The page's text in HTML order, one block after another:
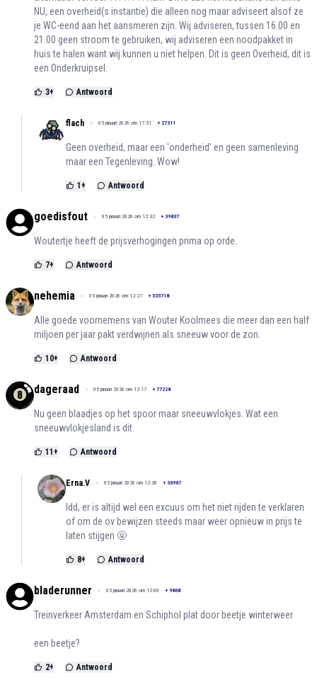
NU, een overheid(s instantie) die alleen nog maar adviseert alsof ze
je WC-eend aan het aansmeren zijn. Wij adviseren, tussen 16.00 en
21.00 geen stroom te gebruiken, wij adviseren een noodpakket in
huis te halen want wij kunnen u niet helpen. Dit is geen Overheid, dit is
een Onderkruipsel.
3+ Antwoord
flach 05 januari 2026 om 17:51 + 27311
Geen overheid, maar een 'onderheid' en geen samenleving
maar een Tegenleving. Wow!
1 + Antwoord
goedisfout 05 januari 2026 om 12:32 + 39837
Woutertje heeft de prijsverhogingen prima op orde.
7+ Antwoord
nehemia 05 januari 2026 om 12:27 + 535718
Alle goede voornemens van Wouter Koolmees die meer dan een half
miljoen per jaar pakt verdwijnen als sneeuw voor de zon.
10+ Antwoord
dageraad 05 januari 2026 om 12:17 + 77228
Nu geen blaadjes op het spoor maar sneeuwvlokjes. Wat een
sneeuwvlokjesland is dit.
11 + Antwoord
Erna.V 05 januari 2026 om 12:30 + 36967
Idd, er is altijd wel een excuus om het niet rijden te verklaren
of om de ov bewijzen steeds maar weer opnieuw in prijs te
laten stijgen 🤬
8+ Antwoord
bladerunner 05 januari 2026 om 12:00 + 9868
Treinverkeer Amsterdam en Schiphol plat door beetje winterweer
een beetje?
2+ Antwoord